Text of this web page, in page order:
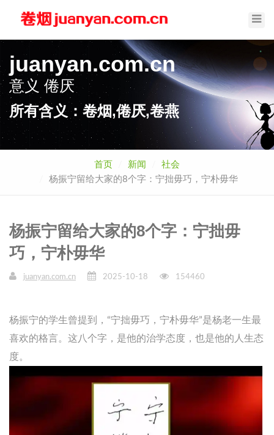
juanyan.com.cn
意义倦厌
所有含义：卷烟,倦厌,卷燕
首页 新闻
社会
杨振宁留给大家的8个字：宁拙毋巧，宁朴毋华
杨振宁留给大家的8个字：宁拙毋
巧，宁朴毋华
juanyan.com.cn 2025-10-18 154460
杨振宁的学生曾提到，“宁拙毋巧，宁朴毋华”是杨老一生最
喜欢的格言。这八个字，是他的治学态度，也是他的人生态
度。